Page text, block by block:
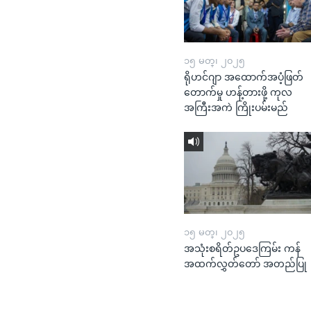
၁၅ မတ္၊ ၂၀၂၅
ရိုဟင်ဂျာ အထောက်အပံ့ဖြတ်
တောက်မှု ဟန့်တားဖို့ ကုလ
အကြီးအကဲ ကြိုးပမ်းမည်
၁၅ မတ္၊ ၂၀၂၅
အသုံးစရိတ်ဥပဒေကြမ်း ကန်
အထက်လွှတ်တော် အတည်ပြု